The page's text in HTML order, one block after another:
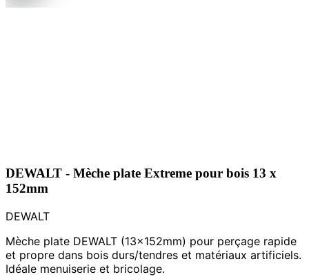
DEWALT - Mèche plate Extreme pour bois 13 x
152mm
DEWALT
Mèche plate DEWALT (13x152mm) pour perçage rapide
et propre dans bois durs/tendres et matériaux artificiels.
Idéale menuiserie et bricolage.